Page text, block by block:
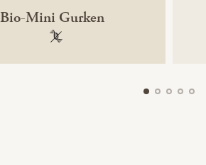
Bio-Mini Gurken
100 % gentechnikfrei